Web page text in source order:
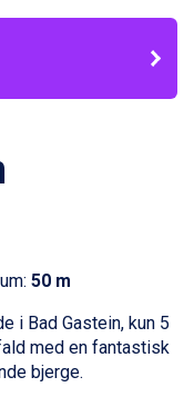
50 m
i Bad Gastein, kun 5
med en fantastisk
bjerge.